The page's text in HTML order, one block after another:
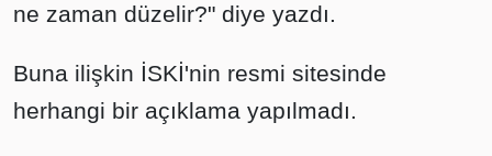
ne zaman düzelir?" diye yazdı.
Buna ilişkin İSKİ'nin resmi sitesinde
herhangi bir açıklama yapılmadı.